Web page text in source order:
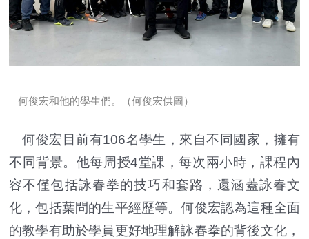
何俊宏和他的學生們。（何俊宏供圖）
何俊宏目前有106名學生，來自不同國家，擁有
不同背景。他每周授4堂課，每次兩小時，課程內
容不僅包括詠春拳的技巧和套路，還涵蓋詠春文
化，包括葉問的生平經歷等。何俊宏認為這種全面
的教學有助於學員更好地理解詠春拳的背後文化，